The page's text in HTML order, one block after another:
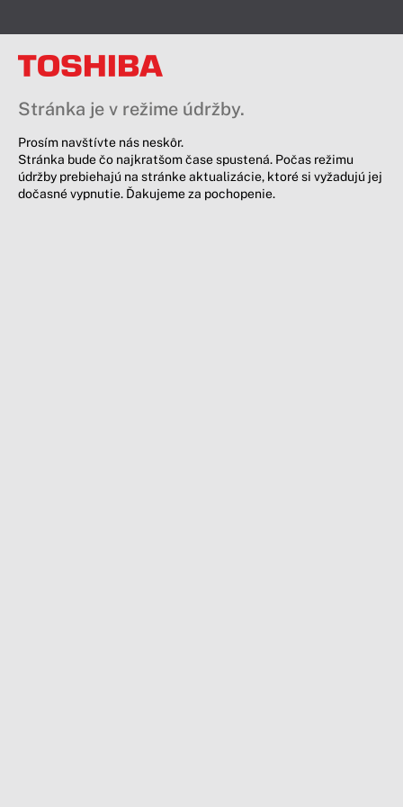
Stránka je v režime údržby.
Prosím navštívte nás neskôr.
Stránka bude čo najkratšom čase spustená. Počas režimu
údržby prebiehajú na stránke aktualizácie, ktoré si vyžadujú jej
dočasné vypnutie. Ďakujeme za pochopenie.